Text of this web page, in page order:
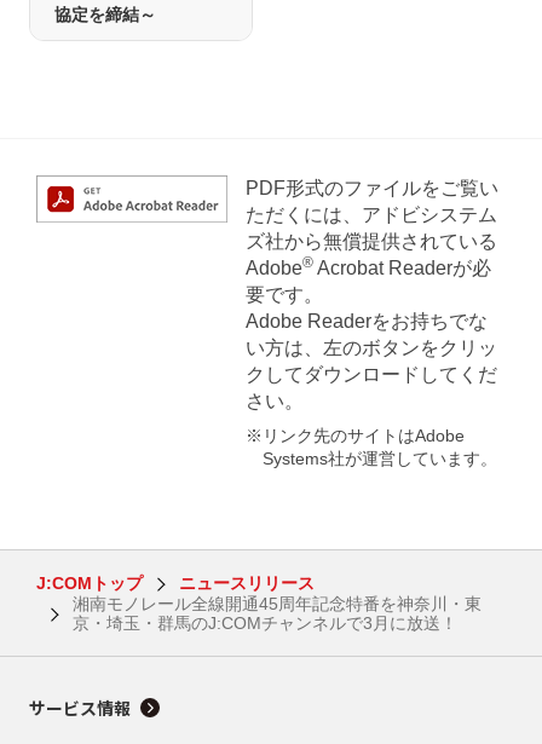
協定を締結～
PDF形式のファイルをご覧い
ただくには、アドビシステム
ズ社から無償提供されている
Adobe®Acrobat Readerが必
要です。
Adobe Readerをお持ちでな
い方は、左のボタンをクリッ
クしてダウンロードしてくだ
さい。
※リンク先のサイトはAdobe
Systems社が運営しています。
J:COMトップ
ニュースリリース
湘南モノレール全線開通45周年記念特番を神奈川・東
京・埼玉・群馬のJ:COMチャンネルで3月に放送！
サービス情報